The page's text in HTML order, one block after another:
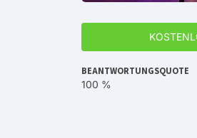
BEANTWORTUNGSQUOTE
100 %